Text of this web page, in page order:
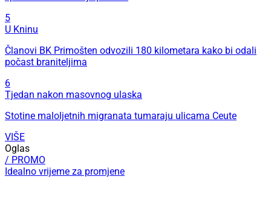
5
U Kninu
Članovi BK Primošten odvozili 180 kilometara kako bi odali
počast braniteljima
6
Tjedan nakon masovnog ulaska
Stotine maloljetnih migranata tumaraju ulicama Ceute
VIŠE
Oglas
/ PROMO
Idealno vrijeme za promjene